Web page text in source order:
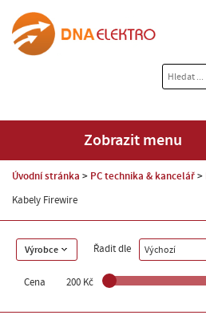
Zobrazit menu
Úvodní stránka PC technika & kancelář
Kabely Firewire
Výrobce Řadit dle Výchozí
Cena 200 Kč